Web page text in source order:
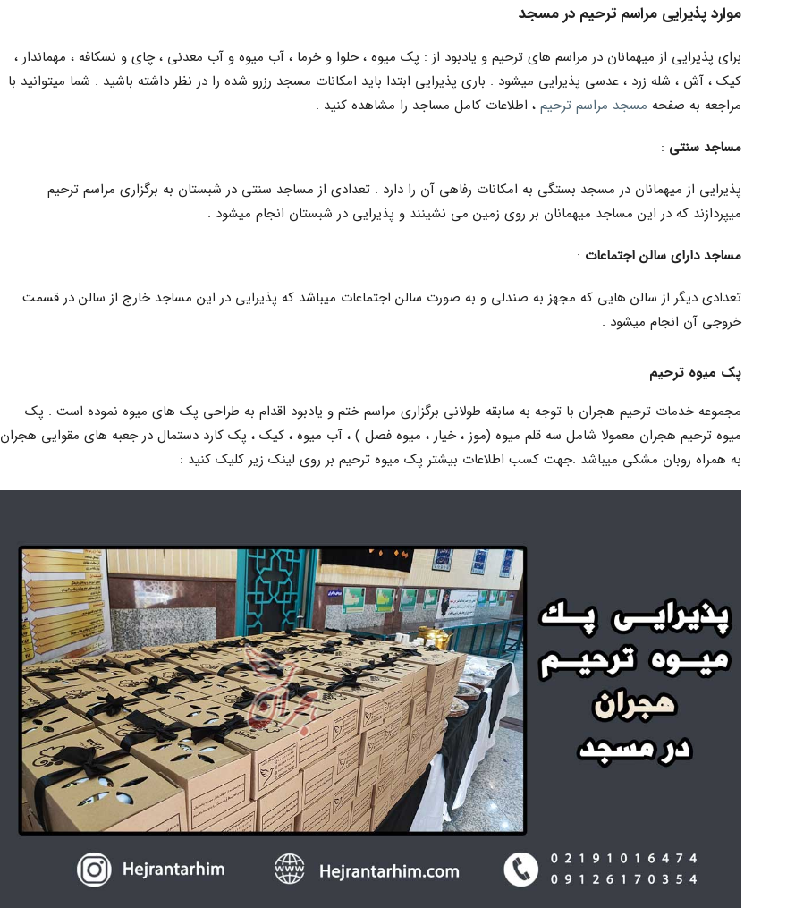
موارد پذیرایی مراسم ترحیم در مسجد
برای پذیرایی از میهمانان در مراسم های ترحیم و یادبود از : پک میوه ، حلوا و خرما ، آب میوه و آب معدنی ، چای و نسکافه ، مهماندار ،
کیک ، آش ، شله زرد ، عدسی پذیرایی میشود . باری پذیرایی ابتدا باید امکانات مسجد رزرو شده را در نظر داشته باشید . شما میتوانید با
مراجعه به صفحه مسجد مراسم ترحیم ، اطلاعات کامل مساجد را مشاهده کنید .
مساجد سنتی :
پذیرایی از میهمانان در مسجد بستگی به امکانات رفاهی آن را دارد . تعدادی از مساجد سنتی در شبستان به برگزاری مراسم ترحیم
میپردازند که در این مساجد میهمانان بر روی زمین می نشینند و پذیرایی در شبستان انجام میشود .
مساجد دارای سالن اجتماعات :
تعدادی دیگر از سالن هایی که مجهز به صندلی و به صورت سالن اجتماعات میباشد که پذیرایی در این مساجد خارج از سالن در قسمت
خروجی آن انجام میشود .
پک میوه ترحیم
مجموعه خدمات ترحیم هجران با توجه به سابقه طولانی برگزاری مراسم ختم و یادبود اقدام به طراحی پک های میوه نموده است . پک
میوه ترحیم هجران معمولا شامل سه قلم میوه (موز ، خیار ، میوه فصل ) ، آب میوه ، کیک ، پک کارد دستمال در جعبه های مقوایی هجران
به همراه روبان مشکی میباشد .جهت کسب اطلاعات بیشتر پک میوه ترحیم بر روی لینک زیر کلیک کنید :